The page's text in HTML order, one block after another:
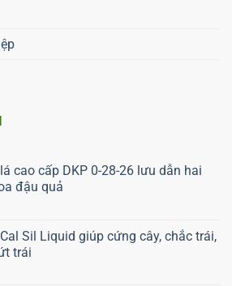
cao cấp DKP 0-28-26 lưu dẫn hai
đậu quả
Sil Liquid giúp cứng cây, chắc trái,
trái